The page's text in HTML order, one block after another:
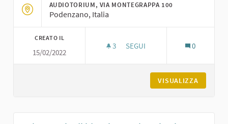
AUDIOTORIUM, VIA MONTEGRAPPA 100
Podenzano, Italia
CREATO IL
15/02/2022
3 3 SOSTENITORI
SEGUI 0
VISUALIZZA